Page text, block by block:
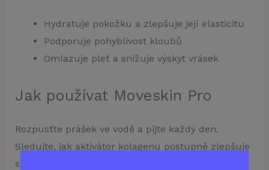
Hydratuje pokožku a zlepšuje její elasticitu
Podporuje pohyblivost kloubů
Omlazuje pleť a snižuje výskyt vrásek
Jak používat Moveskin Pro
Rozpusťte prášek ve vodě a pijte každý den.
Sledujte, jak aktivátor kolagenu postupně zlepšuje
stav vaší pleti a snižuje vrásky.